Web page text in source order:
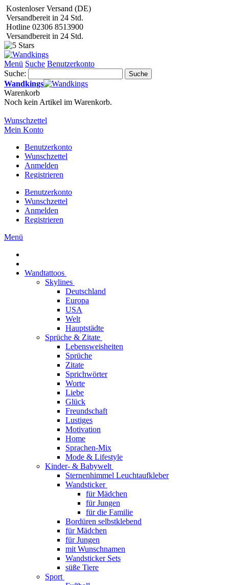
Kostenloser Versand (DE)
Versandbereit in 24 Std.
Hotline 02306 8513900
Versandbereit in 24 Std.
Menü Suche Benutzerkonto
Suche:
Suche
Wandkings
Warenkorb
Noch kein Artikel im Warenkorb.
Wunschzettel
Mein Konto
Benutzerkonto
Wunschzettel
Anmelden
Registrieren
Benutzerkonto
Wunschzettel
Anmelden
Registrieren
Menü
Wandtattoos
Skylines
Deutschland
Europa
USA
Welt
Hauptstädte
Sprüche & Zitate
Lebensweisheiten
Sprüche
Zitate
Sprichwörter
Worte
Liebe
Glück
Freundschaft
Lustiges
Motivation
Home
Sprachen-Mix
Mode & Lifestyle
Kinder- & Babywelt
Sternenhimmel Leuchtaufkleber
Wandsticker
für Mädchen
für Jungen
für die Familie
Bordüren selbstklebend
für Mädchen
für Jungen
mit Wunschnamen
Wandsticker Sets
süße Tiere
Sport